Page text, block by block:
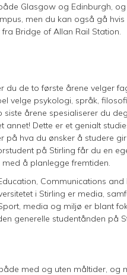
Glasgow og Edinburgh,
men du kan også gå hvis
Bridge of Allan Rail Station.
de to første årene velger
velge psykologi, språk,
årene spesialiserer du
Dette er et genialt
på hva du ønsker å studere
på Stirling får du en
å planlegge fremtiden.
Communications and
i Stirling er media,
media og miljø er blant
generelle studentånden på
med og uten måltider, og